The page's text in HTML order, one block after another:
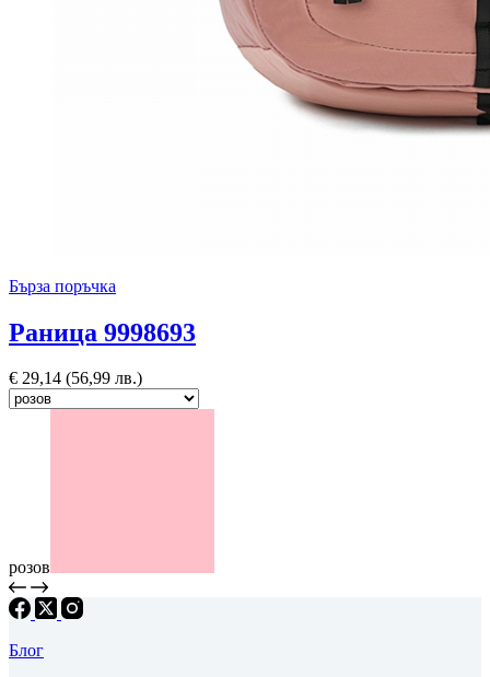
Бърза поръчка
Раница 9998693
€ 29,14 (56,99 лв.)
розов
Блог